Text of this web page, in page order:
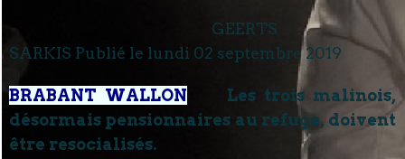
GEERTS
SARKIS Publié le lundi 02 septembre 2019
BRABANT WALLON
Les trois malinois,
désormais pensionnaires au refuge, doivent
être resocialisés.